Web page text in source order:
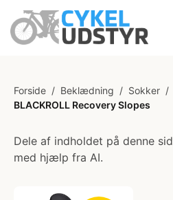
Forside / Beklædning / Sokker /
BLACKROLL Recovery Slopes
Dele af indholdet på denne
med hjælp fra AI.